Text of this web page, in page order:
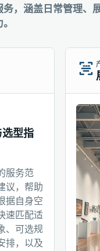
，涵盖日常管理、
型指
服务范
议，帮助
据自身空
速匹配适
、可选规
排，以及